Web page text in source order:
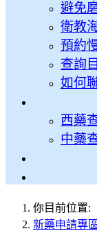
避免
衛教
預約
查詢
如何
西藥
中藥
你目前位置:
新藥申請專區